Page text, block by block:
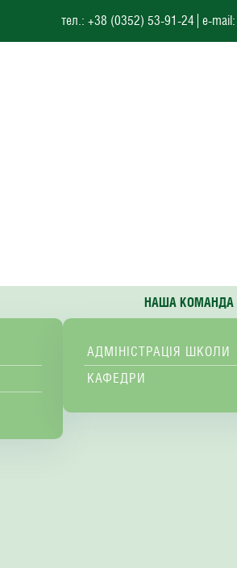
тел.: +38 (0352) 53-91-24 e-
НАША КОМАНДА
АДМІНІСТРАЦІЯ ШКОЛИ
КАФЕДРИ